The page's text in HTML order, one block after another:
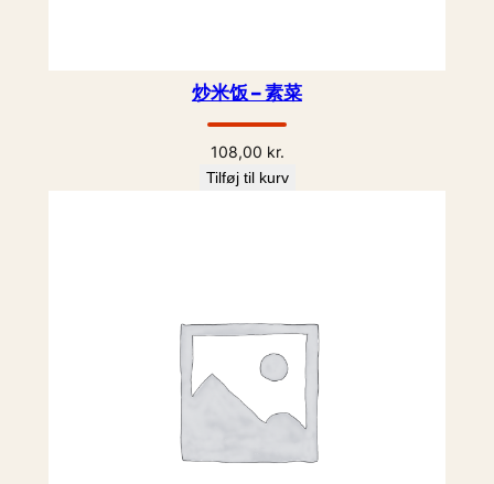
炒米饭 – 素菜
108,00 kr.
Tilføj til kurv